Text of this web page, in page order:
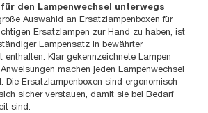
den Lampenwechsel unterwegs
Auswahld an Ersatzlampenboxen für
Ersatzlampen zur Hand zu haben, ist
Lampensatz in bewährter
enthalten. Klar gekennzeichnete Lampen
machen jeden Lampenwechsel
Die Ersatzlampenboxen sind ergonomisch
sicher verstauen, damit sie bei Bedarf
sind.